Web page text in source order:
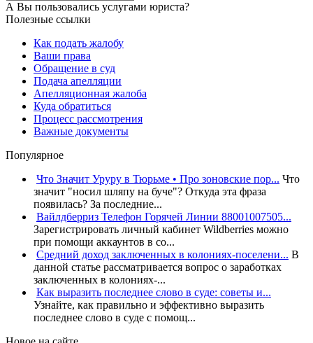
А Вы пользовались услугами юриста?
Полезные ссылки
Как подать жалобу
Ваши права
Обращение в суд
Подача апелляции
Апелляционная жалоба
Куда обратиться
Процесс рассмотрения
Важные документы
Популярное
Что Значит Уруру в Тюрьме • Про зоновские пор... Что
значит "носил шляпу на буче"? Откуда эта фраза
появилась? За последние...
Вайлдберриз Телефон Горячей Линии 88001007505...
Зарегистрировать личный кабинет Wildberries можно
при помощи аккаунтов в со...
Средний доход заключенных в колониях-поселени... В
данной статье рассматривается вопрос о заработках
заключенных в колониях-...
Как выразить последнее слово в суде: советы и...
Узнайте, как правильно и эффективно выразить
последнее слово в суде с помощ...